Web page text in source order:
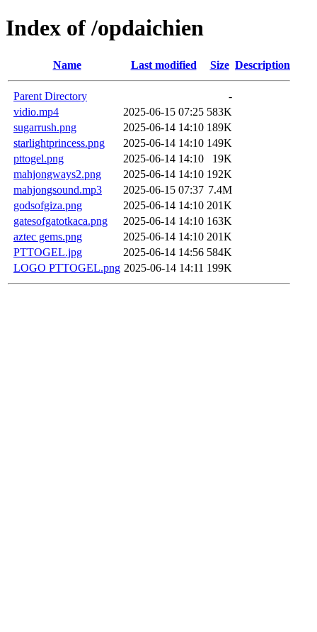
Index of /opdaichien
Name Last modified Size Description
Parent Directory
-
vidio.mp4
2025-06-15 07:25 583K
sugarrush.png
2025-06-14 14:10 189K
starlightprincess.png
2025-06-14 14:10 149K
pttogel.png
2025-06-14 14:10
19K
mahjongways2.png
2025-06-14 14:10 192K
mahjongsound.mp3
2025-06-15 07:37 7.4M
godsofgiza.png
2025-06-14 14:10 201K
gatesofgatotkaca.png
2025-06-14 14:10 163K
aztec gems.png
2025-06-14 14:10 201K
PTTOGEL.jpg
2025-06-14 14:56 584K
LOGO PTTOGEL.png 2025-06-14 14:11 199K